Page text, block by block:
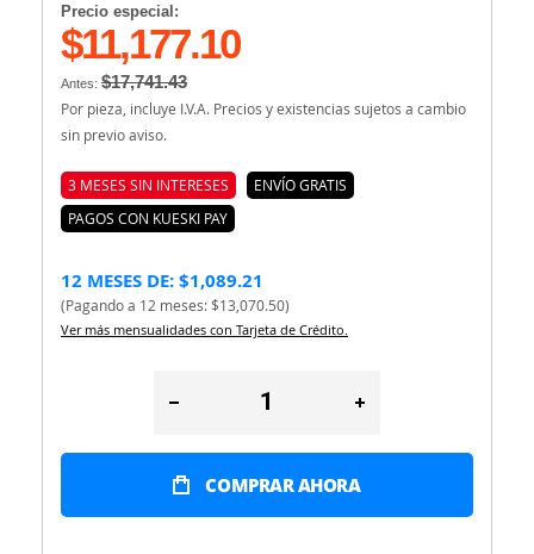
Precio especial:
$11,177.10
Antes: $17,741.43
Por pieza, incluye I.V.A. Precios y existencias sujetos a cambio
sin previo aviso.
3 MESES SIN INTERESES
ENVÍO GRATIS
PAGOS CON KUESKI PAY
12 MESES DE: $1,089.21
(Pagando a 12 meses: $13,070.50)
Ver más mensualidades con Tarjeta de Crédito.
COMPRAR AHORA